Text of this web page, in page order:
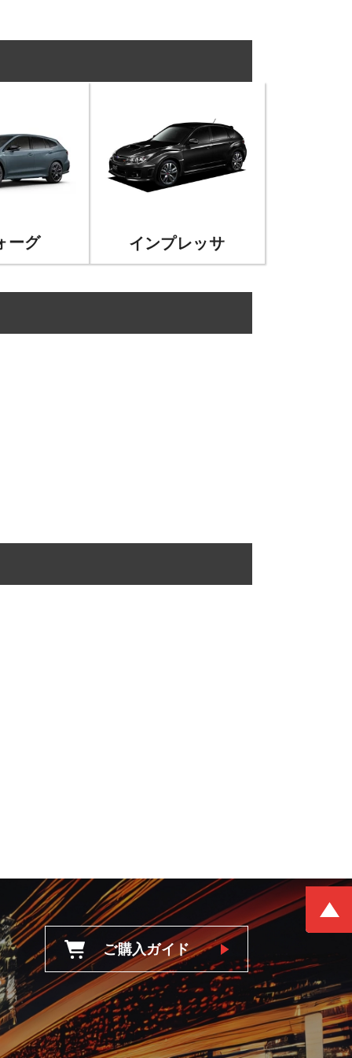
ーグ インプレッサ
ご購入ガイド